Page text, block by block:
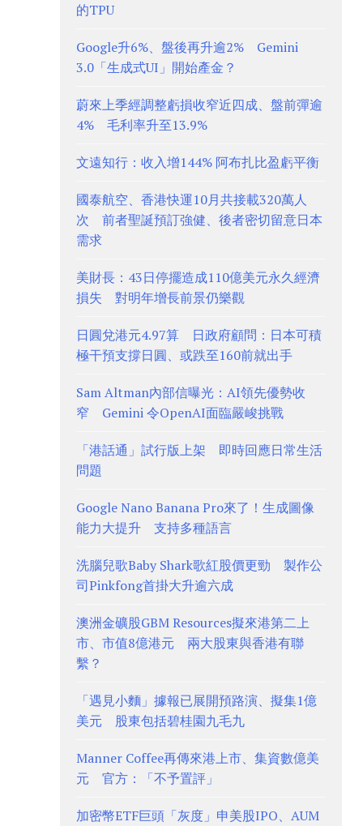
的TPU
Google升6%、盤後再升逾2% Gemini
3.0「生成式UI」開始產金？
蔚來上季經調整虧損收窄近四成、盤前彈逾
4% 毛利率升至13.9%
文遠知行：收入增144% 阿布扎比盈虧平衡
國泰航空、香港快運10月共接載320萬人
次 前者聖誕預訂強健、後者密切留意日本
需求
美財長：43日停擺造成110億美元永久經濟
損失 對明年增長前景仍樂觀
日圓兌港元4.97算 日政府顧問：日本可積
極干預支撐日圓、或跌至160前就出手
Sam Altman內部信曝光：AI領先優勢收
窄 Gemini 令OpenAI面臨嚴峻挑戰
「港話通」試行版上架 即時回應日常生活
問題
Google Nano Banana Pro來了！生成圖像
能力大提升 支持多種語言
洗腦兒歌Baby Shark歌紅股價更勁 製作公
司Pinkfong首掛大升逾六成
澳洲金礦股GBM Resources擬來港第二上
市、市值8億港元 兩大股東與香港有聯
繫？
「遇見小麵」據報已展開預路演、擬集1億
美元 股東包括碧桂園九毛九
Manner Coffee再傳來港上市、集資數億美
元 官方：「不予置評」
加密幣ETF巨頭「灰度」申美股IPO、AUM